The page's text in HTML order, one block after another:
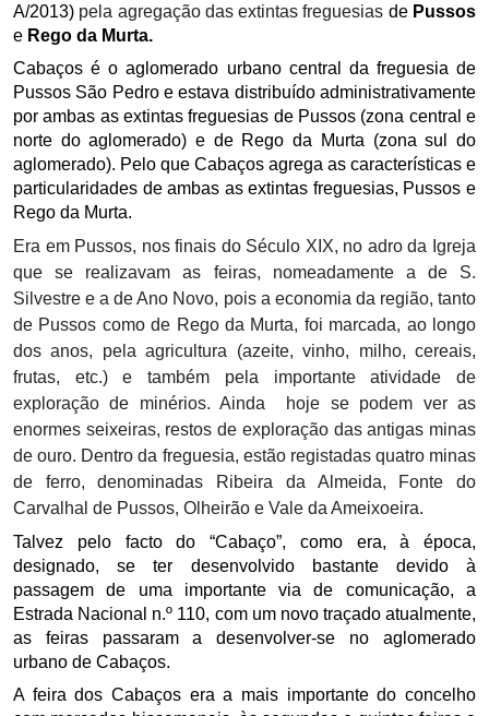
A/2013) pela agregação das extintas freguesias de Pussos
e Rego da Murta.
Cabaços é o aglomerado urbano central da freguesia de
Pussos São Pedro e estava distribuído administrativamente
por ambas as extintas freguesias de Pussos (zona central e
norte do aglomerado) e de Rego da Murta (zona sul do
aglomerado). Pelo que Cabaços agrega as características e
particularidades de ambas as extintas freguesias, Pussos e
Rego da Murta.
Era em Pussos, nos finais do Século XIX, no adro da Igreja
que se realizavam as feiras, nomeadamente a de S.
Silvestre e a de Ano Novo, pois a economia da região, tanto
de Pussos como de Rego da Murta, foi marcada, ao longo
dos anos, pela agricultura (azeite, vinho, milho, cereais,
frutas, etc.)etambém pela importante atividade de
exploração de minérios. Ainda
hoje se podem ver as
enormes seixeiras, restos de exploração das antigas minas
de ouro. Dentro da freguesia, estão registadas quatro minas
de ferro, denominadas Ribeira da Almeida, Fonte do
Carvalhal de Pussos, Olheirão e Vale da Ameixoeira.
Talvez pelo facto do “Cabaço”, como era, à época,
designado, se ter desenvolvido bastante devido à
passagem de uma importante via de comunicação, a
Estrada Nacional n.º 110, com um novo traçado atualmente,
as feiras passaram a desenvolver-se no aglomerado
urbano de Cabaços.
A feira dos Cabaços era a mais importante do concelho